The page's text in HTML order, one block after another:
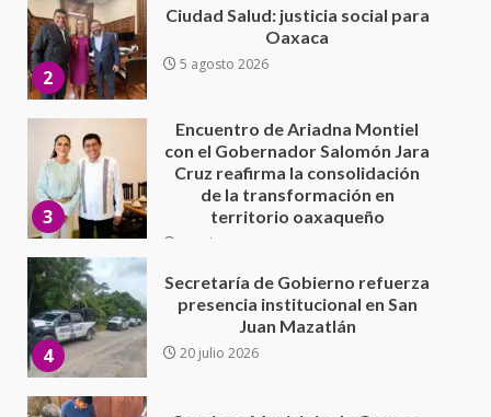
3
con el Gobernador Salomón Jara
Cruz reafirma la consolidación
de la transformación en
4
Secretaría de Gobierno refuerza
presencia institucional en San
Juan Mazatlán
20 julio 2026
5
Sanciona Municipio de Oaxaca
de Juárez caso de maltrato
animal tras denuncia ciudadana
16 julio 2026